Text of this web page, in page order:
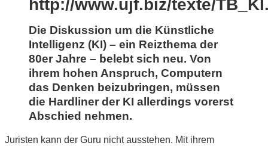
Die Diskussion um die Künstliche
Intelligenz (KI) – ein Reizthema der
80er Jahre – belebt sich neu. Von
ihrem hohen Anspruch, Computern
das Denken beizubringen, müssen
die Hardliner der KI allerdings vorerst
Abschied nehmen.
Juristen kann der Guru nicht ausstehen. Mit ihrem